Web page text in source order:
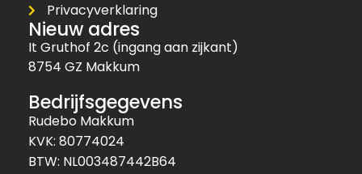
Privacyverklaring
Nieuw adres
It Gruthof 2c (ingang aan zijkant)
8754 GZ Makkum
Bedrijfsgegevens
Rudebo Makkum
KVK: 80774024
BTW: NL003487442B64